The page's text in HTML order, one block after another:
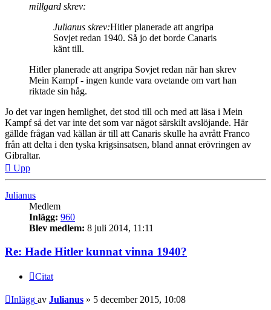
millgard skrev:
Julianus skrev:Hitler planerade att angripa
Sovjet redan 1940. Så jo det borde Canaris
känt till.
Hitler planerade att angripa Sovjet redan när han skrev
Mein Kampf - ingen kunde vara ovetande om vart han
riktade sin håg.
Jo det var ingen hemlighet, det stod till och med att läsa i Mein
Kampf så det var inte det som var något särskilt avslöjande. Här
gällde frågan vad källan är till att Canaris skulle ha avrått Franco
från att delta i den tyska krigsinsatsen, bland annat erövringen av
Gibraltar.
Upp
Julianus
Medlem
Inlägg: 960
Blev medlem: 8 juli 2014, 11:11
Re: Hade Hitler kunnat vinna 1940?
Citat
Inlägg av Julianus » 5 december 2015, 10:08